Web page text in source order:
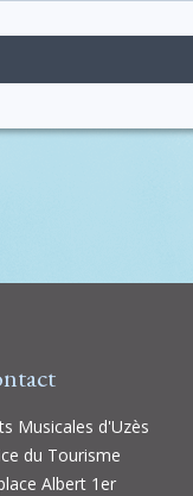
Musicales d'Uzès
du Tourisme
Albert 1er